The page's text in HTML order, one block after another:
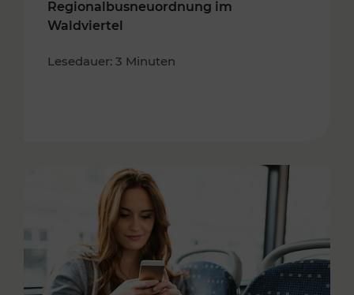
Regionalbusneuordnung im
Waldviertel
Lesedauer: 3 Minuten